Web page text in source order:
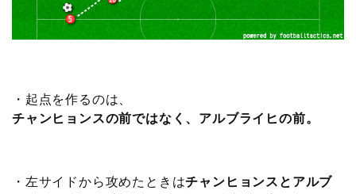
・起点を作るのは、
チャンヒョンスの前ではなく、アルブライヒの前。
・左サイドから攻めたときはチャンヒョンスとアルブ